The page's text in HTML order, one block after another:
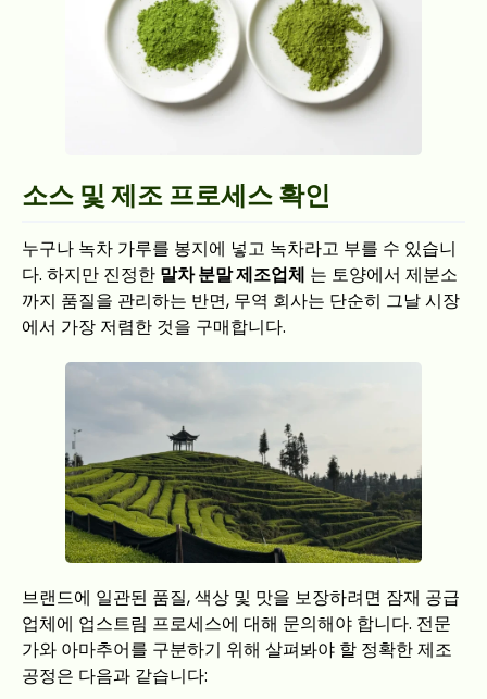
소스 및 제조 프로세스 확인
누구나 녹차 가루를 봉지에 넣고 녹차라고 부를 수 있습니
다. 하지만 진정한 말차 분말 제조업체 는 토양에서 제분소
까지 품질을 관리하는 반면, 무역 회사는 단순히 그날 시장
에서 가장 저렴한 것을 구매합니다.
브랜드에 일관된 품질, 색상 및 맛을 보장하려면 잠재 공급
업체에 업스트림 프로세스에 대해 문의해야 합니다. 전문
가와 아마추어를 구분하기 위해 살펴봐야 할 정확한 제조
공정은 다음과 같습니다: